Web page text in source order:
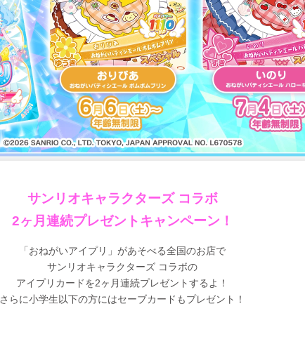
サンリオキャラクターズ コラボ
2ヶ月連続プレゼントキャンペーン！
「おねがいアイプリ」があそべる全国のお店で
サンリオキャラクターズ コラボの
アイプリカードを2ヶ月連続プレゼントするよ！
さらに小学生以下の方にはセーブカードもプレゼント！